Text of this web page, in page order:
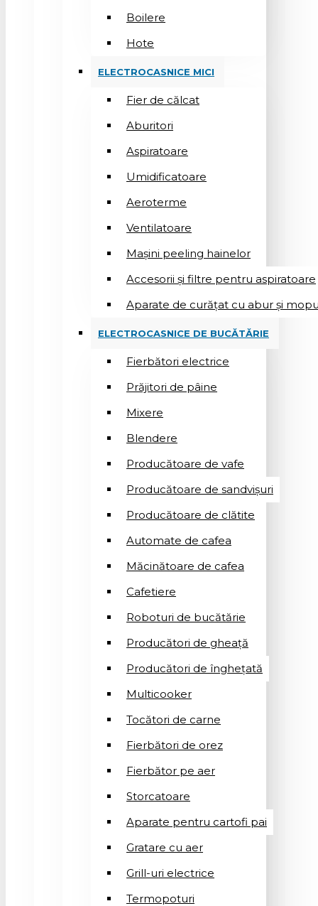
Boilere
Hote
ELECTROCASNICE MICI
Fier de călcat
Aburitori
Aspiratoare
Umidificatoare
Aeroterme
Ventilatoare
Mașini peeling hainelor
Accesorii și filtre pentru aspiratoare
Aparate de curățat cu abur și
ELECTROCASNICE DE BUCĂTĂRIE
Fierbători electrice
Prăjitori de pâine
Mixere
Blendere
Producătoare de vafe
Producătoare de sandvişuri
Producătoare de clătite
Automate de cafea
Măcinătoare de cafea
Cafetiere
Roboturi de bucătărie
Producători de gheață
Producători de înghețată
Multicooker
Tocători de carne
Fierbători de orez
Fierbător pe aer
Storcatoare
Aparate pentru cartofi pai
Gratare cu aer
Grill-uri electrice
Termopoturi